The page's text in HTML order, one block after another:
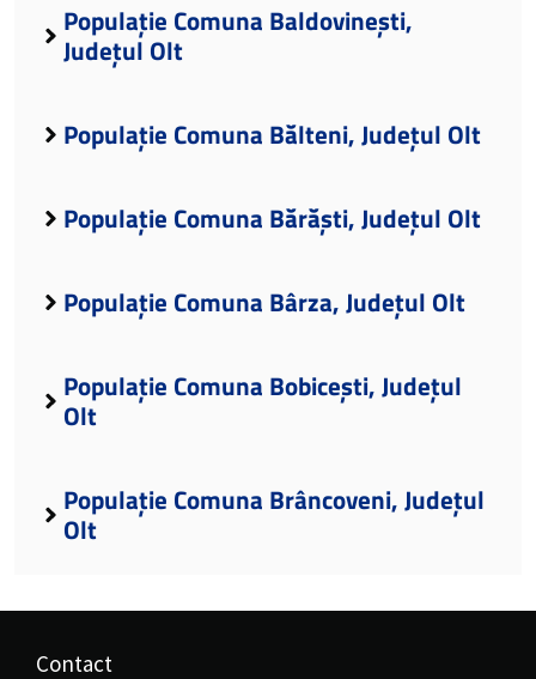
Populație Comuna Baldovinești,
Județul Olt
Populație Comuna Bălteni, Județul Olt
Populație Comuna Bărăști, Județul Olt
Populație Comuna Bârza, Județul Olt
Populație Comuna Bobicești, Județul
Olt
Populație Comuna Brâncoveni, Județul
Olt
Contact